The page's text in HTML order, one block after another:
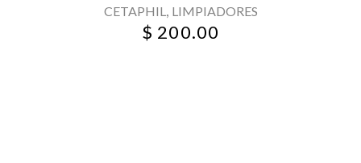
CETAPHIL, LIMPIADORES
$ 200.00